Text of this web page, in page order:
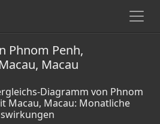
Phnom Penh,
Macau
Diagramm von Phnom
Macau, Macau: Monatliche